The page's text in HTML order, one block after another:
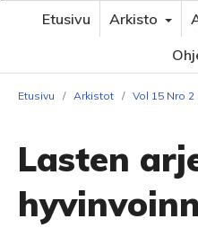
Etusivu Arkisto
Etusivu / Arkistot / Vol 15 Nro 2
Lasten